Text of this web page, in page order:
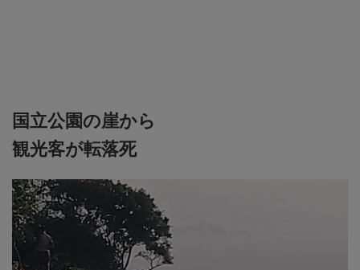
国立公園の崖から
観光客が転落死